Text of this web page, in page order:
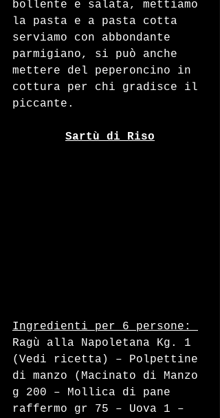
bollente e salata, mettiamo
la pasta e a pasta cotta
serviamo con abbondante
parmigiano, si può anche
mettere del peperoncino in
cottura per chi gradisce il
piccante.
Sartù di Riso
Ingredienti per 6 persone:
Ragù alla Napoletana Kg. 1
(Vedi ricetta) – Polpettine
di manzo (Macinato di Manzo
g 200 – Mollica di pane
raffermo gr 75 – Uova 1 –